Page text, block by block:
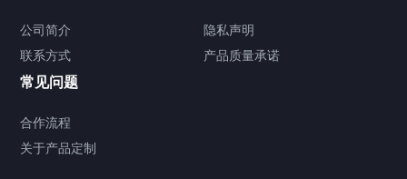
公司简介
联系方式
隐私声明
产品质量承诺
常见问题
合作流程
关于产品定制